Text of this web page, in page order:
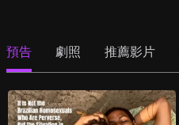
預告 劇照 推薦影片